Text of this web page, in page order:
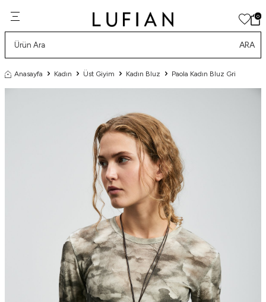
0
ARA
Anasayfa Kadın Üst Giyim Kadın Bluz Paola Kadın Bluz Gri